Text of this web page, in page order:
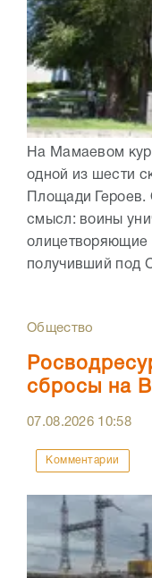
На Мамаевом
одной из шести
Площади Героев.
смысл: воины
получивший под
Общество
сбросы на
07.08.2026 10:58
Комментарии